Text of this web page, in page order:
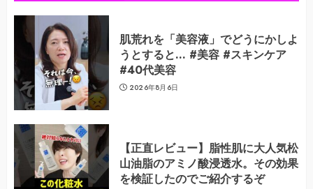
肌荒れを「美容液」でどうにかしよ
うとすると… #美容 #スキンケア
#40代美容
2026年8月6日
【正直レビュー】脂性肌に大人気松
山油脂のアミノ酸浸透水。その効果
を検証したのでご紹介するぞ